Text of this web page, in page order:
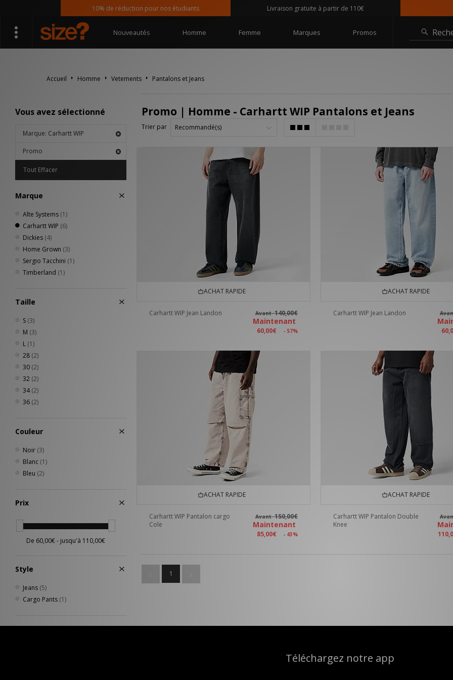
10% de réduction pour nos étudiants Livraison gratuite à partir de 110€
Nouveautés Homme Femme Marques Promos
Accueil Homme Vetements Pantalons et Jeans
Vous avez sélectionné
Marque: Carhartt WIP
Promo
Tout Effacer
Marque
Alte Systems (1)
Carhartt WIP (6)
Dickies (4)
Home Grown (3)
Sergio Tacchini (1)
Timberland (1)
Taille
S (3)
M (3)
L (1)
28 (2)
30 (2)
32 (2)
34(2)
36 (2)
Couleur
Noir (3)
Blanc (1)
Bleu (2)
Prix
Style
Jeans (5)
Cargo Pants (1)
Promo | Homme - Carhartt WIP Pantalons et Jeans
Trier par
ACHAT RAPIDE
Carhartt WIP Jean Landon Avant140,00€
Maintenant
60,00€ - 57%
ACHAT RAPIDE
Carhartt WIP Jean Landon
ACHAT RAPIDE
Carhartt WIP Pantalon cargo
Cole
Avant150,00€
Maintenant
85,00€ - 43%
ACHAT RAPIDE
Carhartt WIP Pantalon Double
Knee
1
Téléchargez notre app